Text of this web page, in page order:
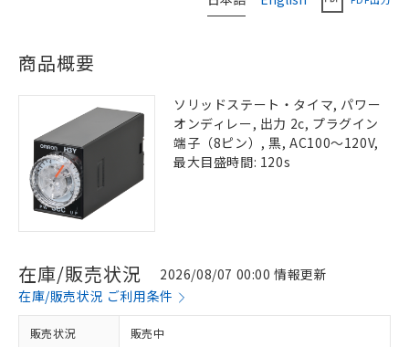
商品概要
ソリッドステート・タイマ, パワー
オンディレー, 出力 2c, プラグイン
端子（8ピン）, 黒, AC100～120V,
最大目盛時間: 120s
在庫/販売状況
2026/08/07 00:00 情報更新
在庫/販売状況 ご利用条件
販売状況 販売中